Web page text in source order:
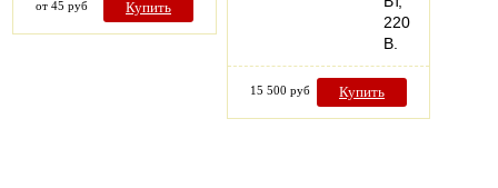
от 45 руб Купить
220
В.
15 500 руб Купить